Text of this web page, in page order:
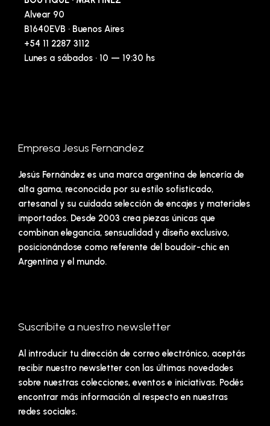
Alvear 90
B1640EVB · Buenos Aires
+54 11 2287 3112
Lunes a sábados · 10 — 19:30 hs
Empresa Jesus Fernandez
Jesús Fernández es una marca argentina de lencería de
alta gama, reconocida por su estilo sofisticado,
artesanal y su cuidada selección de encajes y materiales
importados. Desde 2003 crea piezas únicas que
combinan elegancia, sensualidad y diseño exclusivo,
posicionándose como referente del boudoir-chic en
Argentina y el mundo.
Suscribite a nuestro newsletter
Al introducir tu dirección de correo electrónico, aceptás
recibir nuestro newsletter con las últimas novedades
sobre nuestras colecciones, eventos e iniciativas. Podés
encontrar más información al respecto en nuestras
redes sociales.